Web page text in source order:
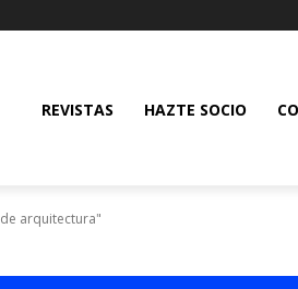
REVISTAS HAZTE SOCIO
arquitectura"